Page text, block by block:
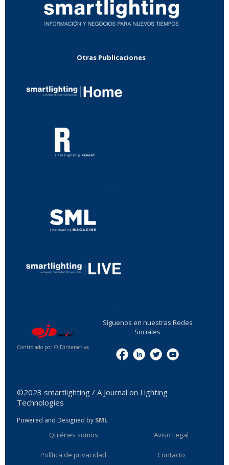
Otras Publicaciones
Controlado por OJDinteractiva
Síguenos en nuestras Redes
Sociales
©2023 smartlighting / A Journal on Lighting
Technologies
Powered and Designed by SML
Quiénes somos Aviso Legal
Política de privacidad Contacto